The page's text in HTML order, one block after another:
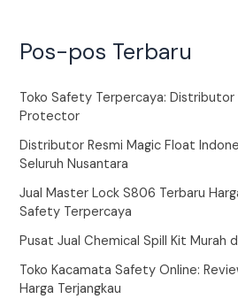
Pos-pos Terbaru
Toko Safety Terpercaya: Distributor
Protector
Distributor Resmi Magic Float
Seluruh Nusantara
Jual Master Lock S806 Terbaru
Safety Terpercaya
Pusat Jual Chemical Spill Kit Murah
Toko Kacamata Safety Online:
Harga Terjangkau